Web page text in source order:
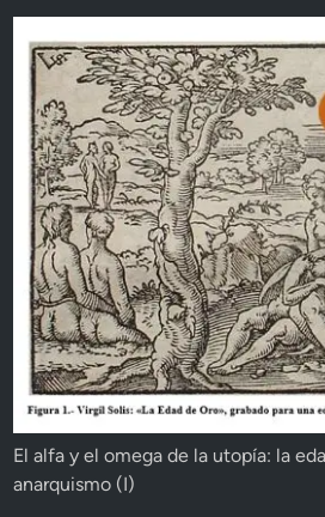
El alfa y el omega de la utopía: la
anarquismo (I)